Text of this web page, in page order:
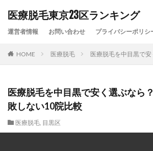
医療脱毛東京23区ランキング
運営者情報 お問い合わせ プライバシーポリシ
HOME 医療脱毛 医療脱毛を中目黒で
医療脱毛を中目黒で安く選ぶなら
敗しない10院比較
医療脱毛, 目黒区
カテゴリー
タグ
全身脱毛
医療脱毛
医療脱毛お
医療脱毛ランキング
東京23区
顔脱毛